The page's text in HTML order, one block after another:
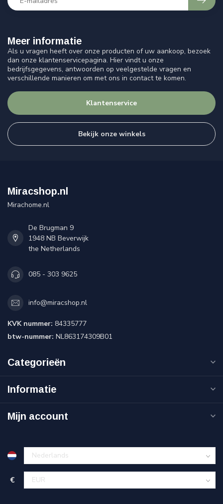
Meer informatie
Als u vragen heeft over onze producten of uw aankoop, bezoek
dan onze klantenservicepagina. Hier vindt u onze
bedrijfsgegevens, antwoorden op veelgestelde vragen en
verschillende manieren om met ons in contact te komen.
Klantenservice
Bekijk onze winkels
Miracshop.nl
Mirachome.nl
De Brugman 9
1948 NB Beverwijk
the Netherlands
085 - 303 9625
info@miracshop.nl
KVK nummer: 84335777
btw-nummer: NL863174309B01
Categorieën
Informatie
Mijn account
€